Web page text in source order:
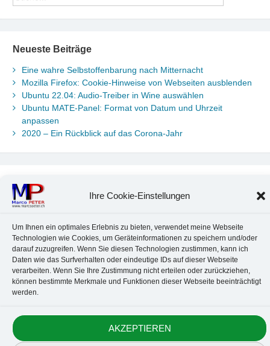
Ihre Cookie-Einstellungen
Um Ihnen ein optimales Erlebnis zu bieten, verwendet meine Webseite
Technologien wie Cookies, um Geräteinformationen zu speichern und/oder
darauf zuzugreifen. Wenn Sie diesen Technologien zustimmen, kann ich
Daten wie das Surfverhalten oder eindeutige IDs auf dieser Webseite
verarbeiten. Wenn Sie Ihre Zustimmung nicht erteilen oder zurückziehen,
können bestimmte Merkmale und Funktionen dieser Webseite beeinträchtigt
werden.
AKZEPTIEREN
Neueste Beiträge
Eine wahre Selbstoffenbarung nach Mitternacht
Mozilla Firefox: Cookie-Hinweise von Webseiten ausblenden
Ubuntu 22.04: Audio-Treiber in Wine auswählen
Ubuntu MATE-Panel: Format von Datum und Uhrzeit
anpassen
2020 – Ein Rückblick auf das Corona-Jahr
Neueste Kommentare
Chr. Kotte
Ubuntu 22.04: Audio-Treiber in Wine auswählen
Uhrzeit anpassen
JohanneszuUbuntu MATE-Panel: Format von Datum und
Uhrzeit anpassen
Brummel HerbolzheimzuMusik-Portrait Nr. 1: Les Assoiffés
aus Mittelbergheim
Marco Peter